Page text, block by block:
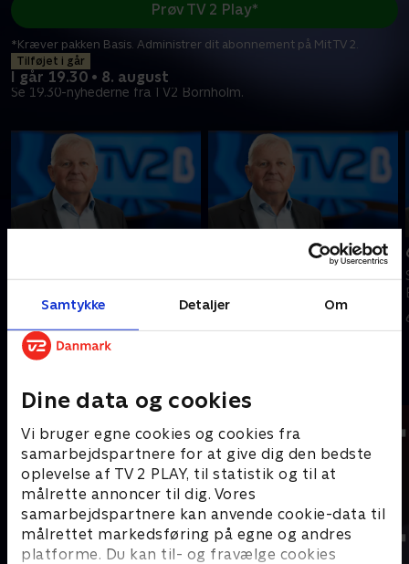
Samtykke Detaljer Om
Dine data og cookies
Vi bruger egne cookies og cookies fra
samarbejdspartnere for at give dig den bedste
oplevelse af TV 2 PLAY, til statistik og til at
målrette annoncer til dig. Vores
samarbejdspartnere kan anvende cookie-data til
målrettet markedsføring på egne og andres
platforme. Du kan til- og fravælge cookies
Tilføjet i går
I går 19.30 • 8. august
Se 19.30-nyhederne fra TV2 Bornholm.
Prøv TV 2 Play*
*Kræver pakken Basis. Administrer dit abonnement på Mit TV 2.
Bornholm.
I går • 10 min